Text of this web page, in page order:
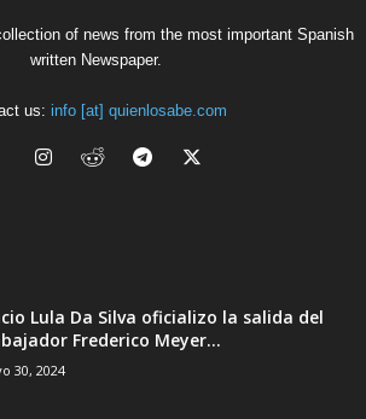
of news from the most important Spanish
written Newspaper.
us: info [at] quienlosabe.com
Lula Da Silva oficializo la salida del
Frederico Meyer...
30, 2024